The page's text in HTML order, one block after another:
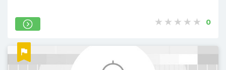
0